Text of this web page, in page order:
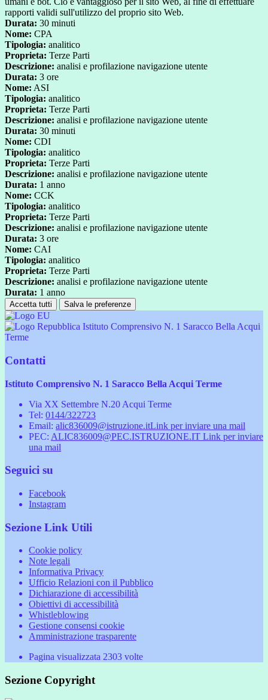
rapporti validi sull'utilizzo del proprio sito Web.
Durata: 30 minuti
Nome: CPA
Tipologia: analitico
Proprieta: Terze Parti
Descrizione: analisi e profilazione navigazione utente
Durata: 3 ore
Nome: ASI
Tipologia: analitico
Proprieta: Terze Parti
Descrizione: analisi e profilazione navigazione utente
Durata: 30 minuti
Nome: CDI
Tipologia: analitico
Proprieta: Terze Parti
Descrizione: analisi e profilazione navigazione utente
Durata: 1 anno
Nome: CCK
Tipologia: analitico
Proprieta: Terze Parti
Descrizione: analisi e profilazione navigazione utente
Durata: 3 ore
Nome: CAI
Tipologia: analitico
Proprieta: Terze Parti
Descrizione: analisi e profilazione navigazione utente
Durata: 1 anno
Accetta tutti Salva le preferenze
Istituto Comprensivo N. 1 Saracco Bella Acqui
Terme
Contatti
Istituto Comprensivo N. 1 Saracco Bella Acqui Terme
Via XX Settembre N.20 Acqui Terme
Tel: 0144/322723
Email: alic836009@istruzione.itLink per inviare una mail
PEC: ALIC836009@PEC.ISTRUZIONE.IT Link per inviare
una mail
Seguici su
Facebook
Instagram
Sezione Link Utili
Cookie policy
Note legali
Informativa Privacy
Ufficio Relazioni con il Pubblico
Dichiarazione di accessibilità
Obiettivi di accessibilità
Whistleblowing
Gestione consensi cookie
Amministrazione trasparente
Pagina visualizzata 2303 volte
Sezione Copyright